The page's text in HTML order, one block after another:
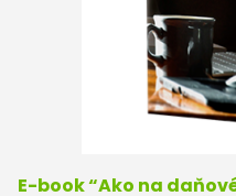
E-book “Ako na